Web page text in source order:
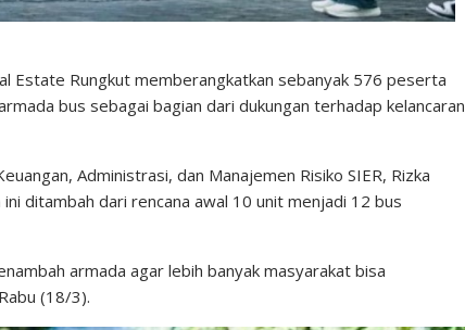
Estate Rungkut memberangkatkan sebanyak 576 peserta
bus sebagai bagian dari dukungan terhadap kelancaran
Administrasi, dan Manajemen Risiko SIER, Rizka
ditambah dari rencana awal 10 unit menjadi 12 bus
armada agar lebih banyak masyarakat bisa
(18/3).